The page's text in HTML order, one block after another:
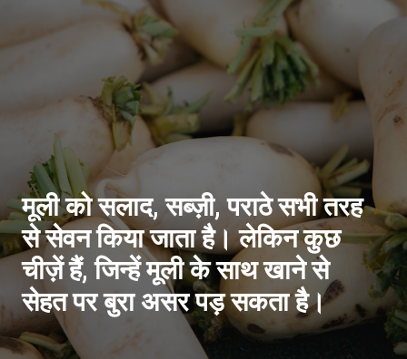
मूली को सलाद, सब्ज़ी, पराठे सभी तरह
से सेवन किया जाता है। लेकिन कुछ
चीज़ें हैं, जिन्हें मूली के साथ खाने से
सेहत पर बुरा असर पड़ सकता है।